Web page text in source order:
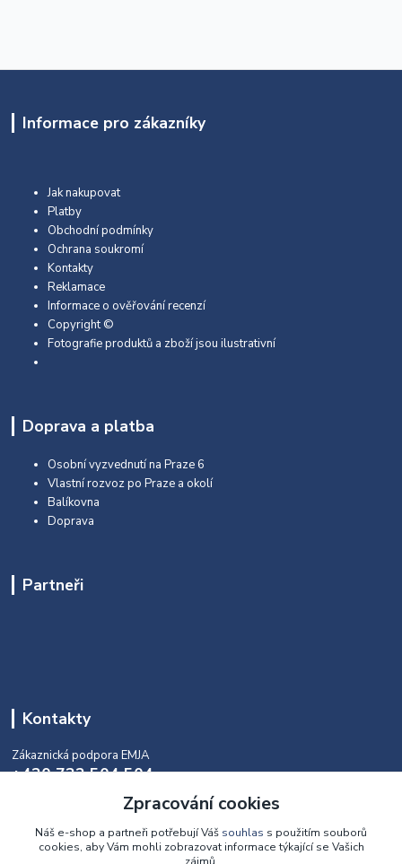
Informace pro zákazníky
Jak nakupovat
Platby
Obchodní podmínky
Ochrana soukromí
Kontakty
Reklamace
Informace o ověřování recenzí
Copyright ©
Fotografie produktů a zboží jsou ilustrativní
Doprava a platba
Osobní vyzvednutí na Praze 6
Vlastní rozvoz po Praze a okolí
Balíkovna
Doprava
Partneři
Kontakty
Zákaznická podpora EMJA
+420 732 504 504
(během naší aktuální otevírací doby)
info@emja.cz
Zpracování cookies
Náš e-shop a partneři potřebují Váš souhlas s použitím souborů
cookies, aby Vám mohli zobrazovat informace týkající se Vašich
zájmů.